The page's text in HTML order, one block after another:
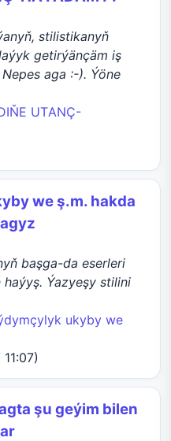
stilistikanyň
getirýänçäm iş
aga :-). Ýöne
UTАNÇ-
we ş.m. hakda
başga-da eserleri
Ýazyeşy stilini
ukyby we
şu geýim bilen